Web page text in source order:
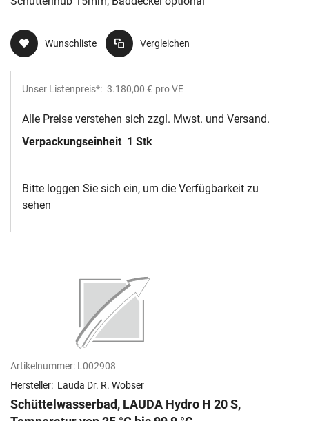
Wunschliste Vergleichen
Unser Listenpreis*: 3.180,00 € pro VE
Alle Preise verstehen sich zzgl. Mwst. und Versand.
Verpackungseinheit 1 Stk
Bitte loggen Sie sich ein, um die Verfügbarkeit zu
sehen
Artikelnummer: L002908
Hersteller: Lauda Dr. R. Wobser
Schüttelwasserbad, LAUDA Hydro H 20 S,